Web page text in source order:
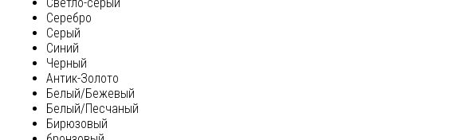
Светло-серый
Серебро
Серый
Синий
Черный
Антик-Золото
Белый/Бежевый
Белый/Песчаный
Бирюзовый